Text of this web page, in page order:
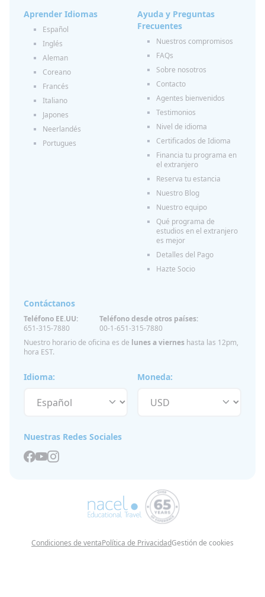
Aprender Idiomas
Español
Inglés
Aleman
Coreano
Francés
Italiano
Japones
Neerlandés
Portugues
Ayuda y Preguntas
Frecuentes
Nuestros compromisos
FAQs
Sobre nosotros
Contacto
Agentes bienvenidos
Testimonios
Nivel de idioma
Certificados de Idioma
Financia tu programa en
el extranjero
Reserva tu estancia
Nuestro Blog
Nuestro equipo
Qué programa de
estudios en el extranjero
es mejor
Detalles del Pago
Hazte Socio
Idioma: Moneda:
Contáctanos
Teléfono EE.UU:
651-315-7880
Teléfono desde otros países:
00-1-651-315-7880
Nuestro horario de oficina es de lunes a viernes hasta las 12pm,
hora EST.
Nuestras Redes Sociales
Condiciones de ventaPolítica de PrivacidadGestión de cookies